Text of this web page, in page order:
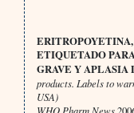
ETIQUETADO
GRAVE Y APLASIA
products. Labels to
USA)